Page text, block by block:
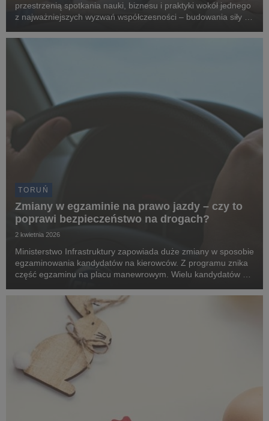
przestrzenią spotkania nauki, biznesu i praktyki wokół jednego
z najważniejszych wyzwań współczesności – budowania siły i
Psychiczna we Współczesnym Świecie...
TORUŃ
Zmiany w egzaminie na prawo jazdy – czy to
poprawi bezpieczeństwo na drogach?
2 kwietnia 2026
Ministerstwo Infrastruktury zapowiada duże zmiany w sposobie
egzaminowania kandydatów na kierowców. Z programu znika
część egzaminu na placu manewrowym. Wielu kandydatów nie
teoretyczną. Pytania mają dotyczyć faktycznyc...